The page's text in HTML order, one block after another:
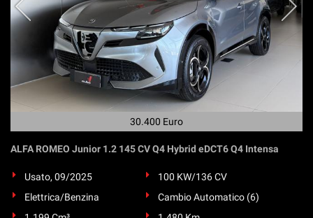
30.400 Euro
ALFA ROMEO Junior 1.2 145 CV Q4 Hybrid eDCT6 Q4 Intensa
Usato, 09/2025
100 KW/136 CV
Elettrica/Benzina
Cambio Automatico (6)
questi
strumenti
tracciamento
rimanda
cookie
rivedere
modificare